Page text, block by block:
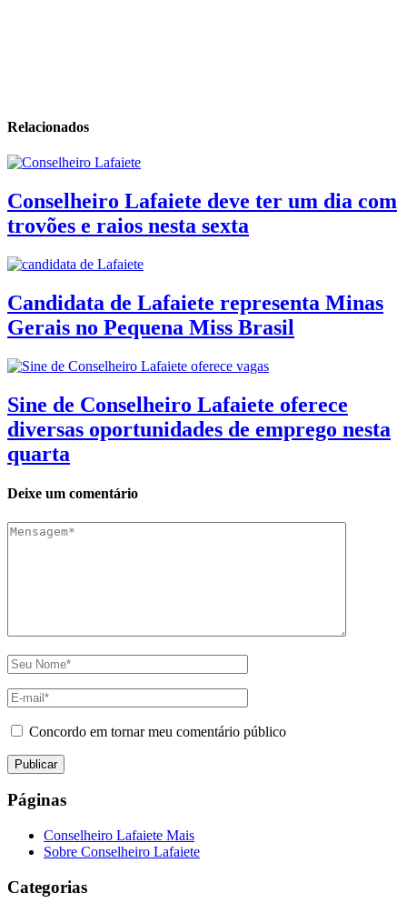
Relacionados
Conselheiro Lafaiete deve ter um dia com
trovões e raios nesta sexta
Candidata de Lafaiete representa Minas
Gerais no Pequena Miss Brasil
Sine de Conselheiro Lafaiete oferece
diversas oportunidades de emprego nesta
quarta
Deixe um comentário
Concordo em tornar meu comentário público
Páginas
Conselheiro Lafaiete Mais
Sobre Conselheiro Lafaiete
Categorias